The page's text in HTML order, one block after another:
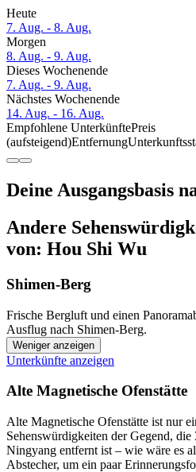
Heute
7. Aug. - 8. Aug.
Morgen
8. Aug. - 9. Aug.
Dieses Wochenende
7. Aug. - 9. Aug.
Nächstes Wochenende
14. Aug. - 16. Aug.
Empfohlene UnterkünftePreis
(aufsteigend)Entfernung
Deine Ausgangsbasis
Andere
von: Hou Shi Wu
Shimen-Berg
Frische Bergluft und einen
Ausflug nach Shimen-Berg.
Weniger anzeigen
Unterkünfte anzeigen
Alte Magnetische Ofenstätte
Alte Magnetische Ofenstätte ist nur
Sehenswürdigkeiten der Gegend,
Ningyang entfernt ist – wie wäre es
Abstecher, um ein paar